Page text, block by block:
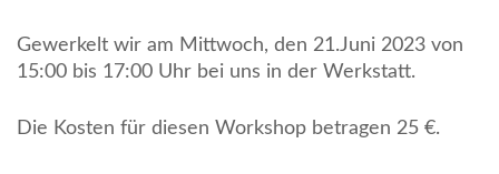
Gewerkelt wir am Mittwoch, den 21.Juni 2023 von
15:00 bis 17:00 Uhr bei uns in der Werkstatt.
Die Kosten für diesen Workshop betragen 25 €.